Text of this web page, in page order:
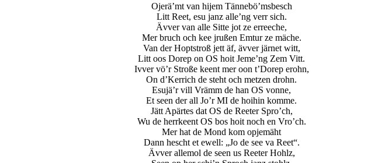
Ojerä’mt van hijem Tännebö’msbesch
Litt Reet, esu janz alle’ng verr sich.
Ävver van alle Sitte jot ze erreeche,
Mer bruch och kee jrußen Emtur ze mäche.
Van der Hoptstroß jett äf, ävver järnet witt,
Litt oos Dorep on OS hoit Jeme’ng Zem Vitt.
Ivver vö’r Stroße keent mer oon t’Dorep erohn,
On d’Kerrich de steht och metzen drohn.
Esujä’r vill Vrämm de han OS vonne,
Et seen der all Jo’r MI de hoihin komme.
Jätt Apärtes dat OS de Reeter Spro’ch,
Wu de herrkeent OS bos hoit noch en Vro’ch.
Mer hat de Mond kom opjemäht
Dann hescht et ewell: „Jo de see va Reet“.
Ävver allemol de seen us Reeter Hohlz,